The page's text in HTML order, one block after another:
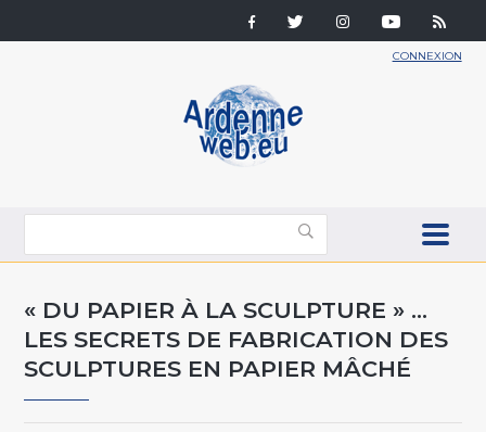
CONNEXION
« DU PAPIER À LA SCULPTURE » …
LES SECRETS DE FABRICATION DES
SCULPTURES EN PAPIER MÂCHÉ